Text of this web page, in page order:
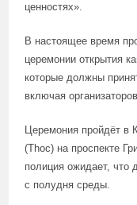
ценностях».
В настоящее время
церемонии открытия
которые должны
включая
Церемония пройдёт в
(Thoc) на проспекте
полиция ожидает, что
с полудня среды.